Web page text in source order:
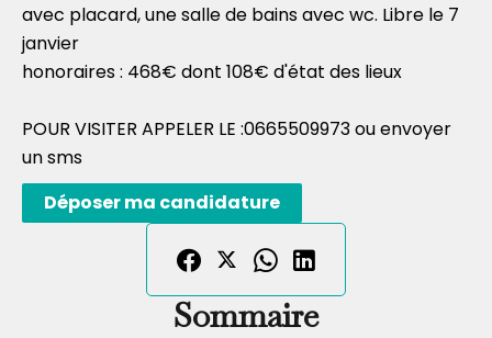
avec placard, une salle de bains avec wc. Libre le 7
janvier
honoraires : 468€ dont 108€ d'état des lieux
POUR VISITER APPELER LE :0665509973 ou envoyer
un sms
Déposer ma candidature
Sommaire